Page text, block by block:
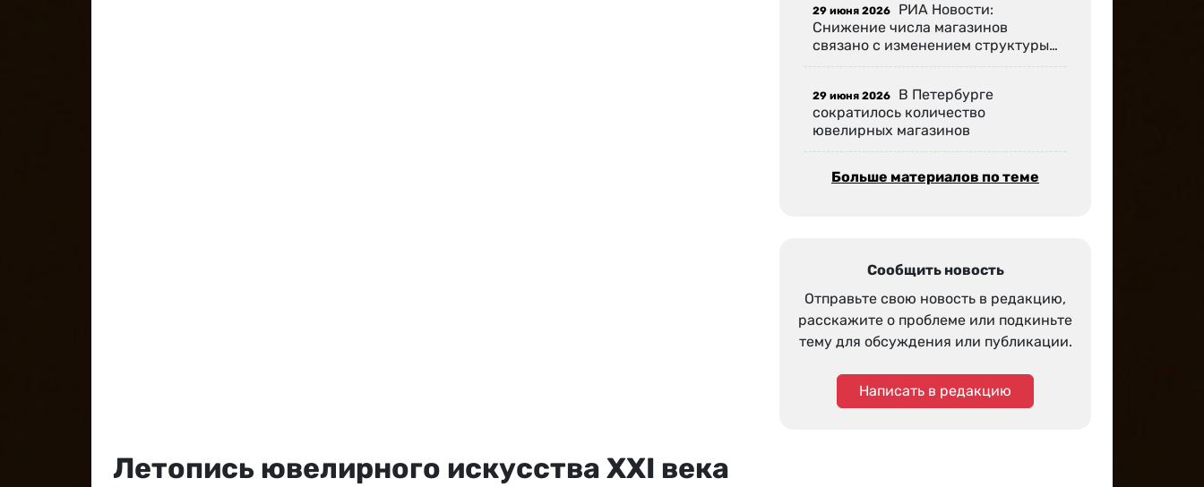
29 июня 2026 РИА Новости:
Снижение числа магазинов
связано с изменением структуры…
29 июня 2026 В Петербурге
сократилось количество
ювелирных магазинов
Больше материалов по теме
Сообщить новость
Отправьте свою новость в редакцию,
расскажите о проблеме или подкиньте
тему для обсуждения или публикации.
Написать в редакцию
Летопись ювелирного искусства XXI века